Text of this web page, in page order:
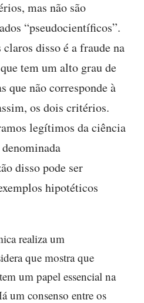
mas não são
“pseudocientíficos”.
disso é a fraude na
tem um alto grau de
que não corresponde à
os dois critérios.
legítimos da ciência
disso pode ser
hipotéticos
realiza um
que mostra que
um papel essencial na
um consenso entre os